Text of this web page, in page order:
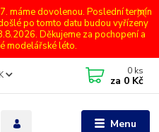
máme dovolenou. Poslední termín
po tomto datu budou vyřízeny
Děkujeme za pochopení a
modelářské léto.
Menu
0 ks
za 0 Kč